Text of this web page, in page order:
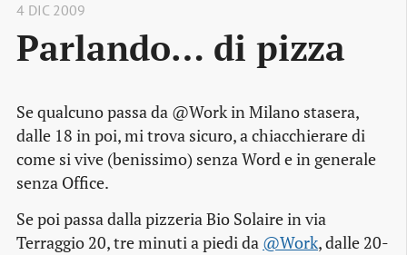
4 DIC 2009
Parlando… di pizza
Se qualcuno passa da @Work in Milano stasera,
dalle 18 in poi, mi trova sicuro, a chiacchierare di
come si vive (benissimo) senza Word e in generale
senza Office.
Se poi passa dalla pizzeria Bio Solaire in via
Terraggio 20, tre minuti a piedi da @Work, dalle 20-